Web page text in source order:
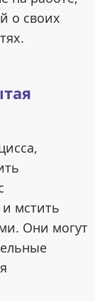
о своих
мстить
Они могут